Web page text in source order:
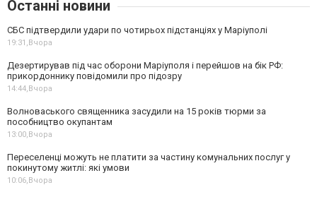
Останні новини
СБС підтвердили удари по чотирьох підстанціях у Маріуполі
19:31,Вчора
Дезертирував під час оборони Маріуполя і перейшов на бік РФ:
прикордоннику повідомили про підозру
14:44,Вчора
Волноваського священника засудили на 15 років тюрми за
пособництво окупантам
13:00,Вчора
Переселенці можуть не платити за частину комунальних послуг у
покинутому житлі: які умови
10:06,Вчора